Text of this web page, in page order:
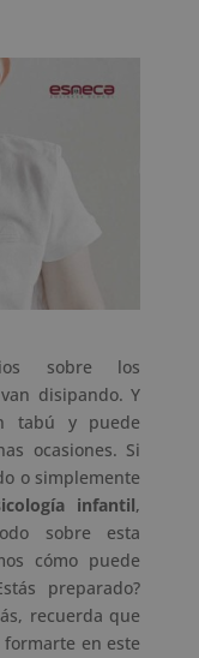
sobre los
disipando. Y
tabú y puede
ocasiones. Si
o simplemente
infantil,
sobre esta
cómo puede
preparado?
recuerda que
formarte en este